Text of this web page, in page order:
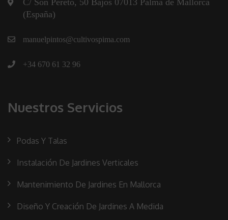
(España)
manuelpintos@cultivospima.com
+34 670 61 32 96
Nuestros Servicios
Podas Y Talas
Instalación De Jardines Verticales
Mantenimiento De Jardines En Mallorca
Diseño Y Creación De Jardines A Medida